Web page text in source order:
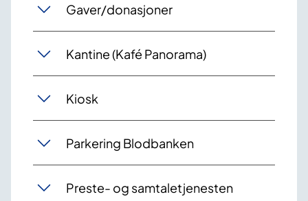
Gaver/donasjoner
Kantine (Kafé Panorama)
Kiosk
Parkering Blodbanken
Preste- og samtaletjenesten